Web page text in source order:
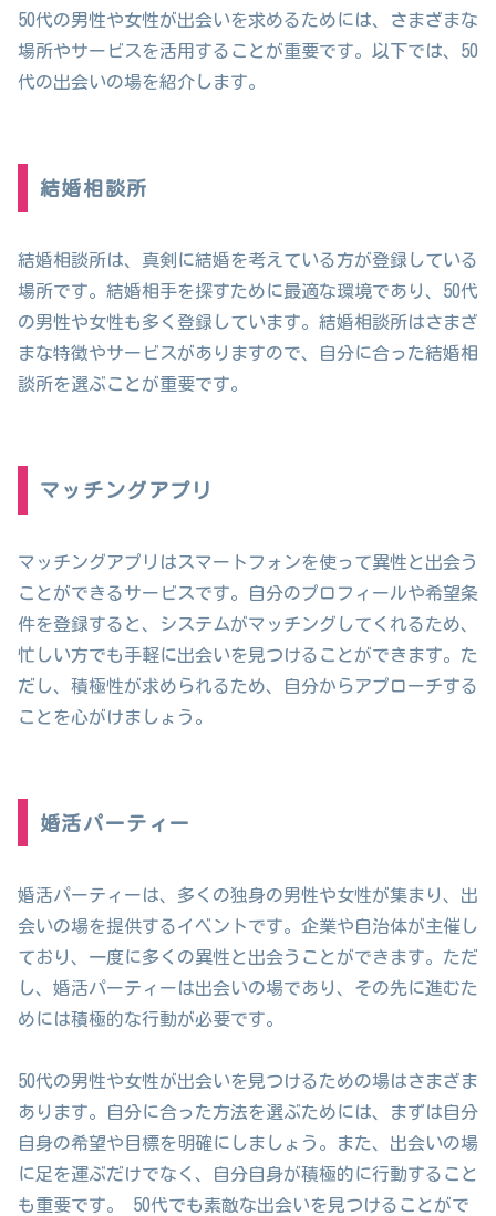
50代の男性や女性が出会いを求めるためには、さまざまな
場所やサービスを活用することが重要です。以下では、50
代の出会いの場を紹介します。
結婚相談所
結婚相談所は、真剣に結婚を考えている方が登録している
場所です。結婚相手を探すために最適な環境であり、50代
の男性や女性も多く登録しています。結婚相談所はさまざ
まな特徴やサービスがありますので、自分に合った結婚相
談所を選ぶことが重要です。
マッチングアプリ
マッチングアプリはスマートフォンを使って異性と出会う
ことができるサービスです。自分のプロフィールや希望条
件を登録すると、システムがマッチングしてくれるため、
忙しい方でも手軽に出会いを見つけることができます。た
だし、積極性が求められるため、自分からアプローチする
ことを心がけましょう。
婚活パーティー
婚活パーティーは、多くの独身の男性や女性が集まり、出
会いの場を提供するイベントです。企業や自治体が主催し
ており、一度に多くの異性と出会うことができます。ただ
し、婚活パーティーは出会いの場であり、その先に進むた
めには積極的な行動が必要です。
50代の男性や女性が出会いを見つけるための場はさまざま
あります。自分に合った方法を選ぶためには、まずは自分
自身の希望や目標を明確にしましょう。また、出会いの場
に足を運ぶだけでなく、自分自身が積極的に行動すること
も重要です。 50代でも素敵な出会いを見つけることがで